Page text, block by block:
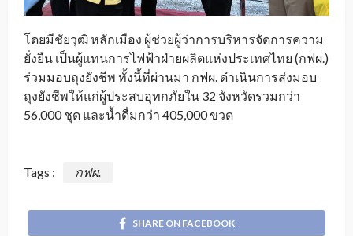
โดยมีชัยวุฒิ หลักเมือง ผู้ช่วยผู้ว่าการบริหารจัดการความ
ยั่งยืน เป็นผู้แทนการไฟฟ้าฝ่ายผลิตแห่งประเทศไทย (กฟผ.)​
ร่วมมอบถุงยังชีพ ทั้งนี้ที่ผ่านมา กฟผ. ดำเนินการส่งมอบ
ถุงยังชีพให้แก่ผู้ประสบอุทกภัย​ใน 32 จังหวัดรวมกว่า
56,000 ชุด และน้ำดื่มกว่า 405,000 ขวด
Tags : กฟผ.
SHARE ON FACEBOOK